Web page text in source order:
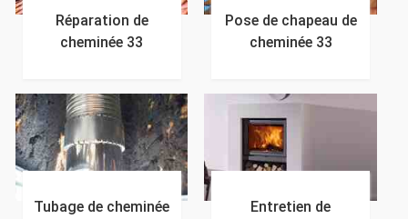
Réparation de
cheminée 33
Pose de chapeau de
cheminée 33
Tubage de cheminée
Entretien de